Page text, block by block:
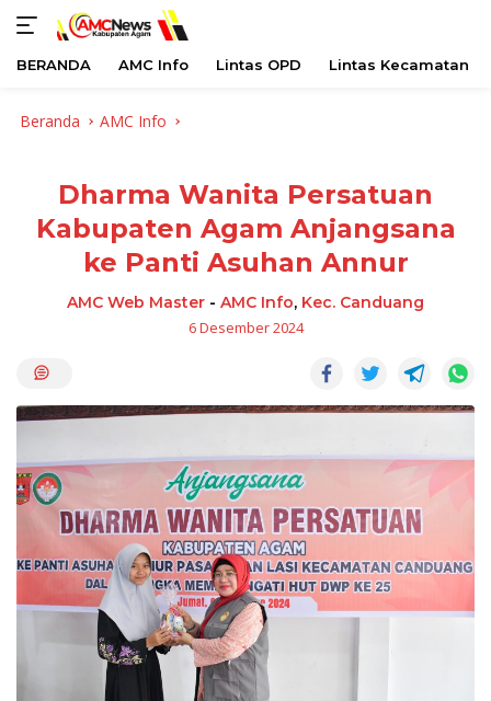
BERANDA AMC Info Lintas OPD Lintas Kecamatan
Beranda AMC Info
Dharma Wanita Persatuan
Kabupaten Agam Anjangsana
ke Panti Asuhan Annur
AMC Web Master - AMC Info, Kec. Canduang
6 Desember 2024